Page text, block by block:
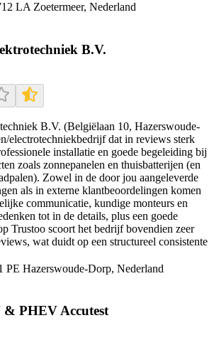
LA Zoetermeer, Nederland
B.V.
B.V. (Belgiëlaan 10, Hazerswoude-
electrotechniekbedrijf dat in reviews sterk
installatie en goede begeleiding bij
zoals zonnepanelen en thuisbatterijen (en
Zowel in de door jou aangeleverde
als in externe klantbeoordelingen komen
communicatie, kundige monteurs en
tot in de details, plus een goede
Trustoo scoort het bedrijf bovendien zeer
wat duidt op een structureel consistente
PE Hazerswoude-Dorp, Nederland
& PHEV Accutest